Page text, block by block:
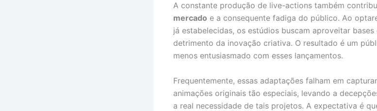
A constante produção de live-actions também
mercado e a consequente fadiga do público. Ao
já estabelecidas, os estúdios buscam aproveitar
detrimento da inovação criativa. O resultado é um
menos entusiasmado com esses lançamentos.
Frequentemente, essas adaptações falham em
animações originais tão especiais, levando a
a real necessidade de tais projetos. A expectativa é